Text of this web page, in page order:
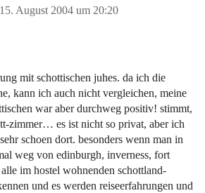
15. August 2004 um 20:20
mit schottischen juhes. da ich die
kann ich auch nicht vergleichen, meine
war aber durchweg positiv! stimmt,
zimmer… es ist nicht so privat, aber ich
schoen dort. besonders wenn man in
weg von edinburgh, inverness, fort
im hostel wohnenden schottland-
und es werden reiseerfahrungen und